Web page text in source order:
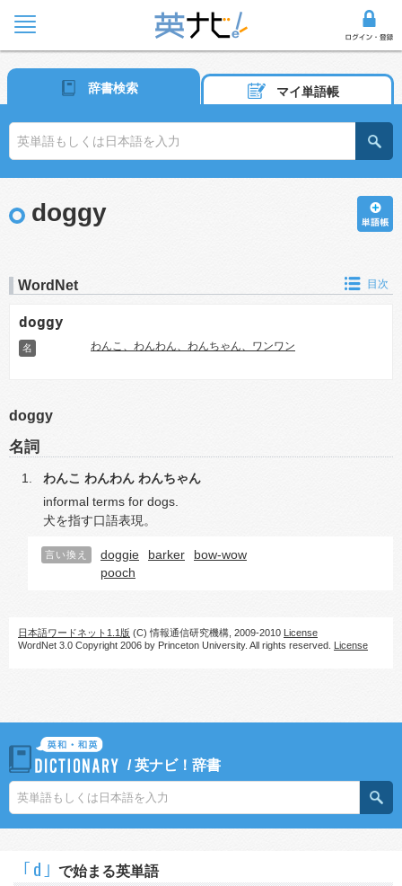
辞書検索 マイ単語帳
doggy
WordNet 目次
doggy
名 わんこ、わんわん、わんちゃん、ワンワン
doggy
名詞
わんこ わんわん わんちゃん
informal terms for dogs.
犬を指す口語表現。
言い換え doggie barker
bow-wow
pooch
日本語ワードネット1.1版 (C) 情報通信研究機構, 2009-2010 License
WordNet 3.0 Copyright 2006 by Princeton University. All rights reserved. License
/英ナビ！辞書
｢d｣ で始まる英単語